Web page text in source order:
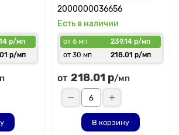
р/мп
р/мп
2000000036656
Есть в наличии
от 6 мп
239.14 р/мп
от 30 мп
218.01 р/мп
от 218.01 р/мп
В корзину